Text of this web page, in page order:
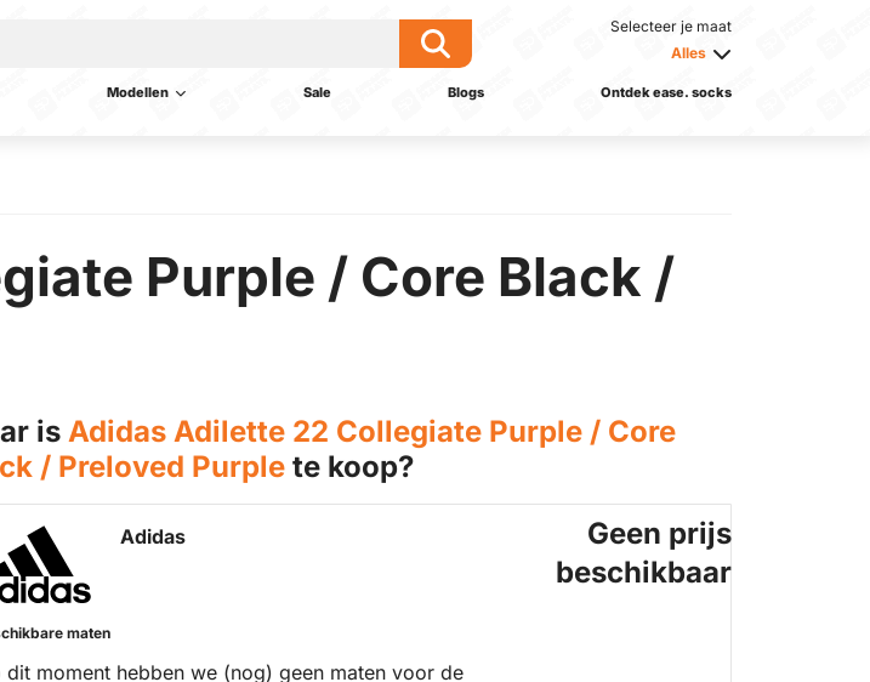
Selecteer je maat
Alles
Modellen Sale Blogs Ontdek ease. socks
Purple / Core Black /
is Adidas Adilette 22 Collegiate Purple / Core
/ Preloved Purple te koop?
Adidas
maten
dit moment hebben we (nog) geen maten voor de
Geen prijs
beschikbaar